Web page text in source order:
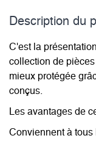
Description du­
C'est la
collection de
mieux protégée
conçus.
Les avantages de
Conviennent à tous